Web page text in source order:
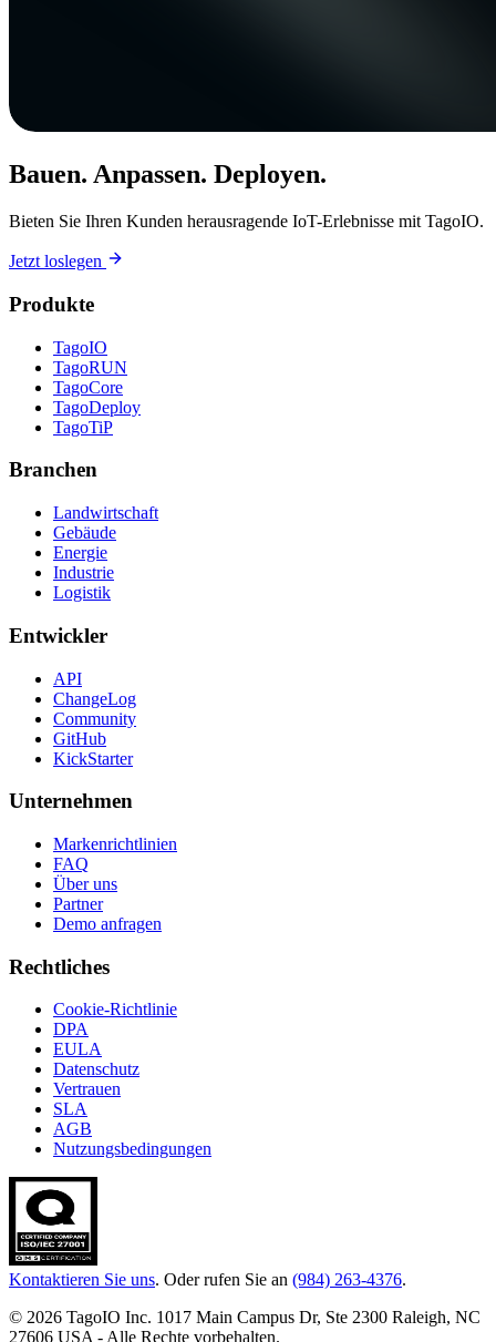
Bauen. Anpassen. Deployen.
Bieten Sie Ihren Kunden herausragende IoT-Erlebnisse mit TagoIO.
Jetzt loslegen
Produkte
TagoIO
TagoRUN
TagoCore
TagoDeploy
TagoTiP
Branchen
Landwirtschaft
Gebäude
Energie
Industrie
Logistik
Entwickler
API
ChangeLog
Community
GitHub
KickStarter
Unternehmen
Markenrichtlinien
FAQ
Über uns
Partner
Demo anfragen
Rechtliches
Cookie-Richtlinie
DPA
EULA
Datenschutz
Vertrauen
SLA
AGB
Nutzungsbedingungen
Kontaktieren Sie uns. Oder rufen Sie an (984) 263-4376.
© 2026 TagoIO Inc. 1017 Main Campus Dr, Ste 2300 Raleigh, NC
27606 USA - Alle Rechte vorbehalten.